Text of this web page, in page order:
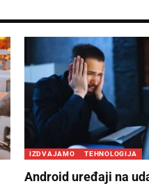
IZDVAJAMO TEHNOLOGIJA
Android uređaji na